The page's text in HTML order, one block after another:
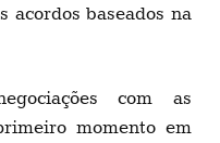
acordos baseados na
com as
momento em